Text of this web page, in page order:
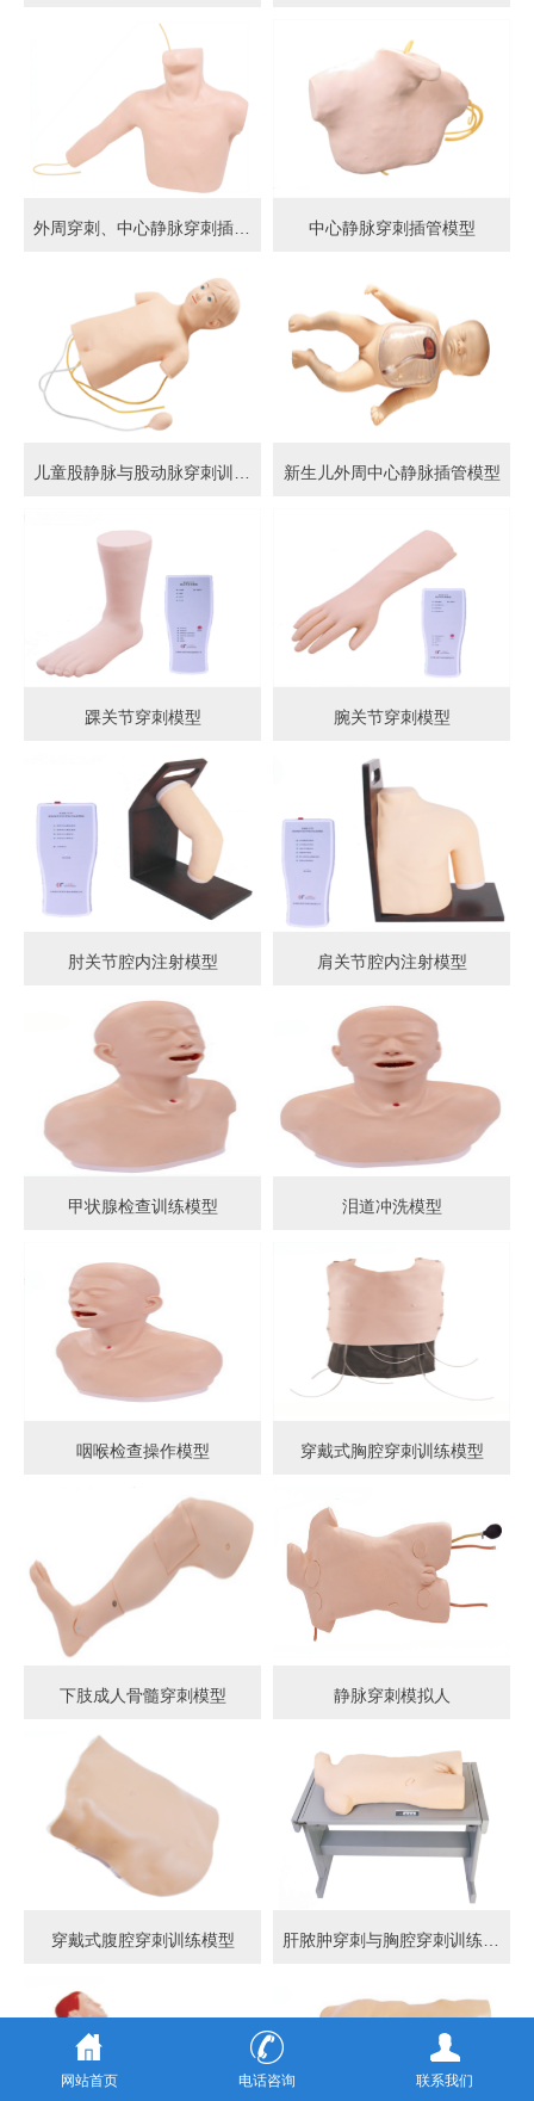
外周穿刺、中心静脉穿刺插管模型 中心静脉穿刺插管模型
儿童股静脉与股动脉穿刺训练模型 新生儿外周中心静脉插管模型
踝关节穿刺模型 腕关节穿刺模型
肘关节腔内注射模型 肩关节腔内注射模型
甲状腺检查训练模型 泪道冲洗模型
咽喉检查操作模型 穿戴式胸腔穿刺训练模型
下肢成人骨髓穿刺模型 静脉穿刺模拟人
穿戴式腹腔穿刺训练模型
网站首页 电话咨询 联系我们